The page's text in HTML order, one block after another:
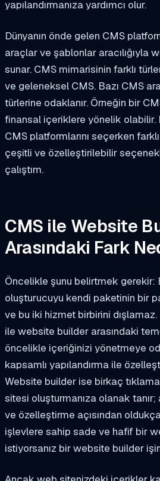
yapılandırmanıza yardımcı olur.
Dünyanın önde gelen CMS
araçlar ve şablonlar aracılığıyla
sunar. CMS mimarisinin farklı
ve geleneksel CMS. Bazı CMS
türlerine odaklanır. Örneğin bir
finansal içeriklere yönelik olabilir.
CMS platformlarını seçerken
çeşitli ve özelleştirilebilir
çalıştım.
CMS ile Website
Arasındaki Fark
Öncelikle şunu belirtmek gerekir:
oluşturucuyu kendi paketinin bir
ve bu iki hizmet birbirini
ile website builder arasındaki
öncelikle içeriğinizi yönetmeye
kapsamlı yapılandırma ile
Website builder ise birkaç
sitesi oluşturmanıza olanak
ve özelleştirme açısından oldukça
işlevlere sahip sade ve hafif bir
istiyorsanız bir website builder